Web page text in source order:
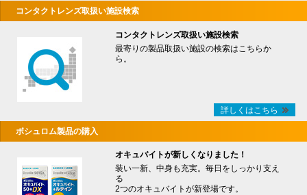
コンタクトレンズ取扱い施設検索
コンタクトレンズ取扱い施設検索
最寄りの製品取扱い施設の検索はこちらか
ら。
詳しくはこちら
ボシュロム製品の購入
オキュバイトが新しくなりました！
装い一新、中身も充実。毎日をしっかり支え
る
2つのオキュバイトが新登場です。